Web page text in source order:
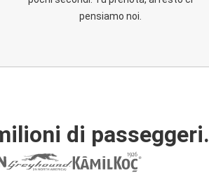
pensiamo noi.
di passeggeri.